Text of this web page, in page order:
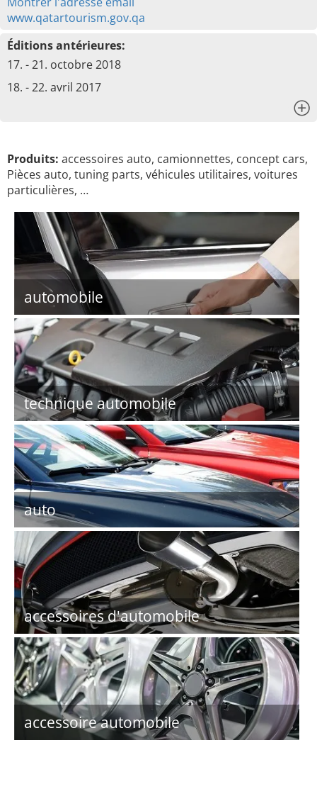
www.qatartourism.gov.qa
Éditions antérieures:
17. - 21. octobre 2018
18. - 22. avril 2017
Produits: accessoires auto, camionnettes, concept cars,
Pièces auto, tuning parts, véhicules utilitaires, voitures
particulières, …
automobile
technique automobile
auto
accessoires d'automobile
accessoire automobile